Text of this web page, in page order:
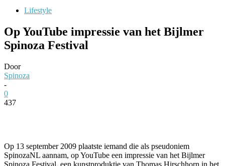
Lifestyle
Op YouTube impressie van het Bijlmer
Spinoza Festival
Door
Spinoza
-
0
437
Op 13 september 2009 plaatste iemand die als pseudoniem
SpinozaNL aannam, op YouTube een impressie van het Bijlmer
Spinoza Festival, een kunstproduktie van Thomas Hirschhorn in het